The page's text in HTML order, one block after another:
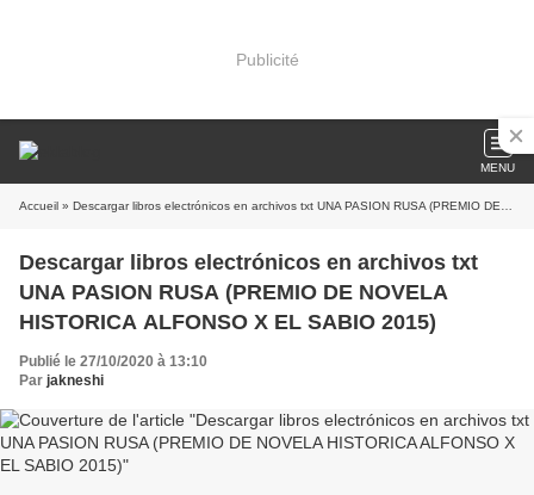
Publicité
MENU
Accueil » Descargar libros electrónicos en archivos txt UNA PASION RUSA (PREMIO DE NOVELA HISTORICA ALFONSO X EL SABIO 2015)
Descargar libros electrónicos en archivos txt
UNA PASION RUSA (PREMIO DE NOVELA
HISTORICA ALFONSO X EL SABIO 2015)
Publié le 27/10/2020 à 13:10
Par jakneshi